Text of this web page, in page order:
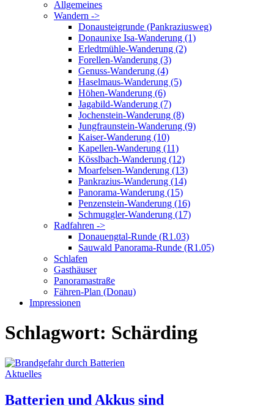
Allgemeines
Wandern ->
Donausteigrunde (Pankraziusweg)
Donaunixe Isa-Wanderung (1)
Erledtmühle-Wanderung (2)
Forellen-Wanderung (3)
Genuss-Wanderung (4)
Haselmaus-Wanderung (5)
Höhen-Wanderung (6)
Jagabild-Wanderung (7)
Jochenstein-Wanderung (8)
Jungfraunstein-Wanderung (9)
Kaiser-Wanderung (10)
Kapellen-Wanderung (11)
Kösslbach-Wanderung (12)
Moarfelsen-Wanderung (13)
Pankrazius-Wanderung (14)
Panorama-Wanderung (15)
Penzenstein-Wanderung (16)
Schmuggler-Wanderung (17)
Radfahren ->
Donauengtal-Runde (R1.03)
Sauwald Panorama-Runde (R1.05)
Schlafen
Gasthäuser
Panoramastraße
Fähren-Plan (Donau)
Impressionen
Schlagwort: Schärding
Aktuelles
Batterien und Akkus sind